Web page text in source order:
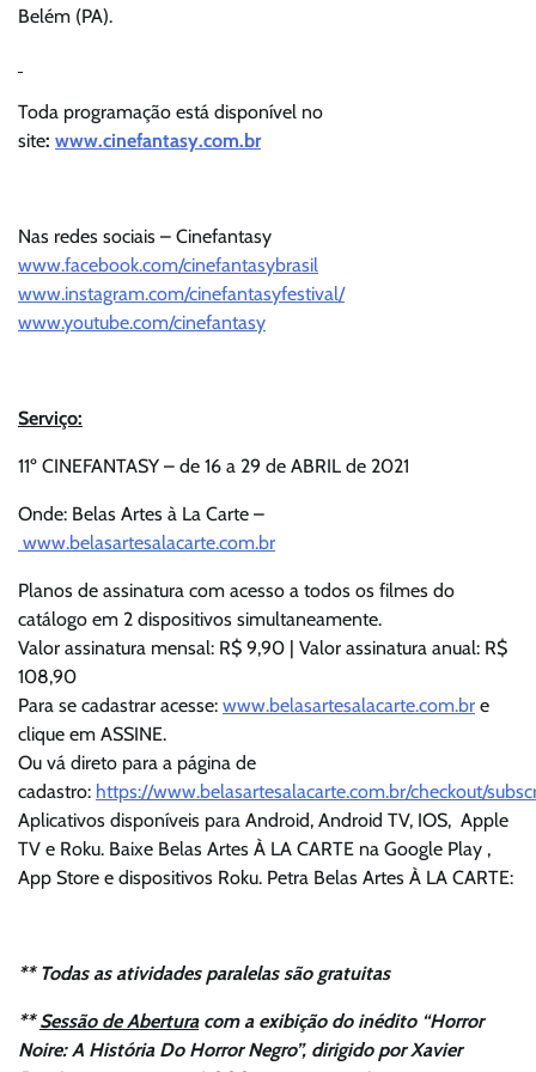
Belém (PA).
Toda programação está disponível no
site: www.cinefantasy.com.br
Nas redes sociais – Cinefantasy
www.facebook.com/cinefantasybrasil
www.instagram.com/cinefantasyfestival/
www.youtube.com/cinefantasy
Serviço:
11º CINEFANTASY – de 16 a 29 de ABRIL de 2021
Onde: Belas Artes à La Carte –
www.belasartesalacarte.com.br
Planos de assinatura com acesso a todos os filmes do
catálogo em 2 dispositivos simultaneamente.
Valor assinatura mensal: R$ 9,90 | Valor assinatura anual: R$
108,90
Para se cadastrar acesse: www.belasartesalacarte.com.br e
clique em ASSINE.
Ou vá direto para a página de
cadastro: https://www.belasartesalacarte.com.br/checkout/
Aplicativos disponíveis para Android, Android TV, IOS, Apple
TV e Roku. Baixe Belas Artes À LA CARTE na Google Play ,
App Store e dispositivos Roku. Petra Belas Artes À LA CARTE:
** Todas as atividades paralelas são gratuitas
**Sessão de Aberturacom a exibição do inédito “Horror
Noire: A História Do Horror Negro”, dirigido por Xavier